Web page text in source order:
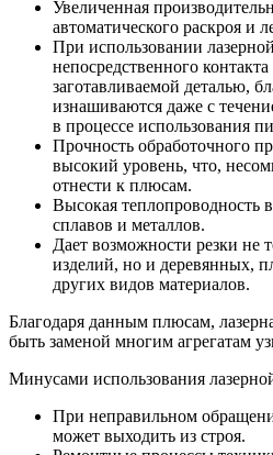
Увеличенная
автоматического раскроя и
При использовании
непосредственного
заготавливаемой деталью,
изнашиваются даже с
в процессе использования
Прочность обработочного
высокий уровень, что,
отнести к плюсам.
Высокая теплопроводность
сплавов и металлов.
Дает возможности резки не
изделий, но и деревянных,
других видов материалов.
Благодаря данным плюсам,
быть заменой многим агрегатам
Минусами использования
При неправильном
может выходить из строя.